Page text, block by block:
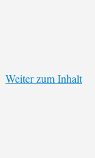
Weiter zum Inhalt